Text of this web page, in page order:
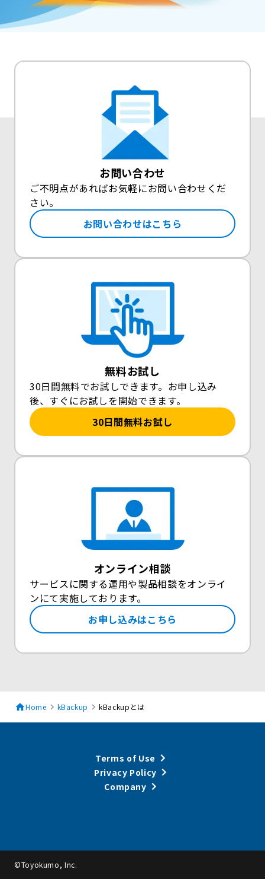
お問い合わせ
ご不明点があればお気軽にお問い合わせくだ
さい。
お問い合わせはこちら
無料お試し
30日間無料でお試しできます。お申し込み
後、すぐにお試しを開始できます。
30日間無料お試し
オンライン相談
サービスに関する運用や製品相談をオンライ
ンにて実施しております。
お申し込みはこちら
Home kBackup kBackupとは
Terms of Use
Privacy Policy
Company
©Toyokumo, Inc.